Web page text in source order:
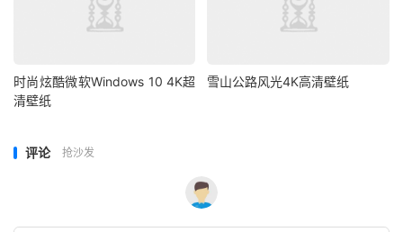
时尚炫酷微软Windows 10 4K超
清壁纸
雪山公路风光4K高清壁纸
评论 抢沙发